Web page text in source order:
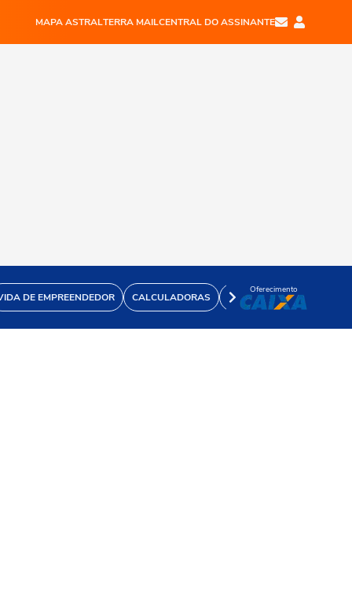
MAPA ASTRALTERRA MAILCENTRAL DO ASSINANTE
DE EMPREENDEDOR CALCULADORAS VÍDEOS
Oferecimento